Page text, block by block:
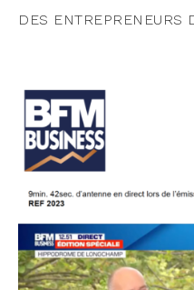
DES ENTREPRENEURS